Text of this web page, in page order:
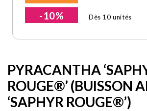
-10% Dès 10 unités
PYRACANTHA
ROUGE®’ (BUISSON
‘SAPHYR ROUGE®’)